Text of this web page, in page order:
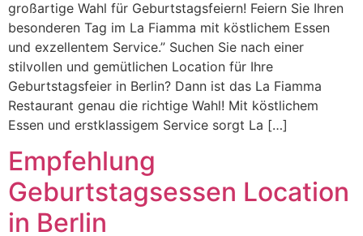
großartige Wahl für Geburtstagsfeiern! Feiern Sie Ihren
besonderen Tag im La Fiamma mit köstlichem Essen
und exzellentem Service.” Suchen Sie nach einer
stilvollen und gemütlichen Location für Ihre
Geburtstagsfeier in Berlin? Dann ist das La Fiamma
Restaurant genau die richtige Wahl! Mit köstlichem
Essen und erstklassigem Service sorgt La […]
Empfehlung
Geburtstagsessen Location
in Berlin